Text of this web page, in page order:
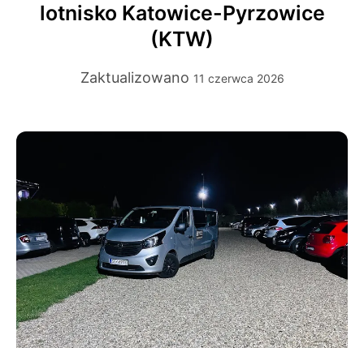
lotnisko Katowice-Pyrzowice
(KTW)
Zaktualizowano 11 czerwca 2026